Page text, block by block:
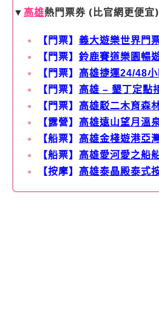
▼ 高雄熱門票券 (比官網更便宜)
【門票】 義大遊樂世界門
【門票】 鈴鹿賽道樂園暢
【門票】 高雄捷運24/48
【門票】 高雄 – 墾丁定點
【門票】 高雄駁二木育森
【露營】 高雄遠山望月溫
【船票】 高雄金棧遊港亞
【船票】 高雄愛河愛之船
【按摩】 高雄泰晶殿泰式